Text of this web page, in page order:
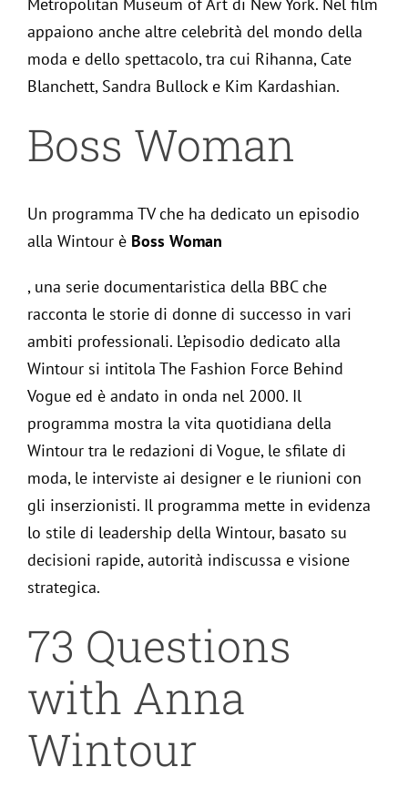
appaiono anche altre celebrità del mondo della
moda e dello spettacolo, tra cui Rihanna, Cate
Blanchett, Sandra Bullock e Kim Kardashian.
Boss Woman
Un programma TV che ha dedicato un episodio
alla Wintour è Boss Woman
, una serie documentaristica della BBC che
racconta le storie di donne di successo in vari
ambiti professionali. L’episodio dedicato alla
Wintour si intitola The Fashion Force Behind
Vogue ed è andato in onda nel 2000. Il
programma mostra la vita quotidiana della
Wintour tra le redazioni di Vogue, le sfilate di
moda, le interviste ai designer e le riunioni con
gli inserzionisti. Il programma mette in evidenza
lo stile di leadership della Wintour, basato su
decisioni rapide, autorità indiscussa e visione
strategica.
73 Questions
with Anna
Wintour